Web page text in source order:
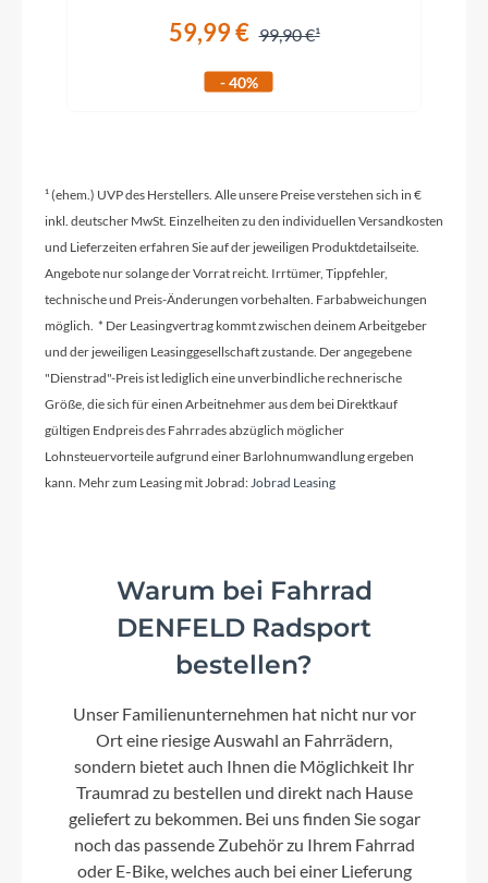
CUBE Engineered By Newmen, 12mm, Boost,
Griffe
ACID Hybrid Perform
Ladegerät
Bosch 2A
Schaltwerk
Shimano XT RD-M8100-SGS, ShadowPlus, 12-
Speed
Größen Optionen des Herstellers
Size Split 275 S 29 M L XL
Kurbelgarnitur
ACID MTB Hybrid Pro, 38T
Kassette
Shimano Deore CS-M6100, 10-51T
59,99 € 99,90 €
- 40%
¹ (ehem.) UVP des Herstellers. Alle unsere Preise verstehen sich in €
inkl. deutscher MwSt. Einzelheiten zu den individuellen Versandkosten
und Lieferzeiten erfahren Sie auf der jeweiligen Produktdetailseite.
Angebote nur solange der Vorrat reicht. Irrtümer, Tippfehler,
technische und Preis-Änderungen vorbehalten. Farbabweichungen
möglich. * Der Leasingvertrag kommt zwischen deinem Arbeitgeber
und der jeweiligen Leasinggesellschaft zustande. Der angegebene
"Dienstrad"-Preis ist lediglich eine unverbindliche rechnerische
Größe, die sich für einen Arbeitnehmer aus dem bei Direktkauf
gültigen Endpreis des Fahrrades abzüglich möglicher
Lohnsteuervorteile aufgrund einer Barlohnumwandlung ergeben
kann. Mehr zum Leasing mit Jobrad:Jobrad Leasing
Warum bei Fahrrad
DENFELD Radsport
bestellen?
Unser Familienunternehmen hat nicht nur vor
Ort eine riesige Auswahl an Fahrrädern,
sondern bietet auch Ihnen die Möglichkeit Ihr
Traumrad zu bestellen und direkt nach Hause
geliefert zu bekommen. Bei uns finden Sie sogar
noch das passende Zubehör zu Ihrem Fahrrad
oder E-Bike, welches auch bei einer Lieferung